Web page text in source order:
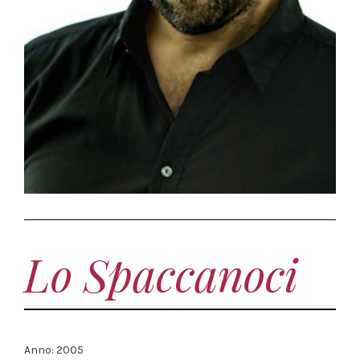
Lo Spaccanoci
Anno: 2005